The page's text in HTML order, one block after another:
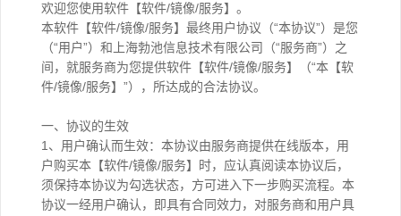
欢迎您使用软件【软件/镜像/服务】。
本软件【软件/镜像/服务】最终用户协议（“本协议”）是您
（“用户”）和上海勃池信息技术有限公司（“服务商”）之
间，就服务商为您提供软件【软件/镜像/服务】（“本【软
件/镜像/服务】”），所达成的合法协议。
一、协议的生效
1、用户确认而生效：本协议由服务商提供在线版本，用
户购买本【软件/镜像/服务】时，应认真阅读本协议后，
须保持本协议为勾选状态，方可进入下一步购买流程。本
协议一经用户确认，即具有合同效力，对服务商和用户具